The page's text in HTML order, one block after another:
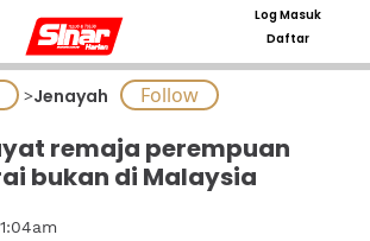
Log Masuk
Daftar
>Jenayah
remaja perempuan
bukan di Malaysia